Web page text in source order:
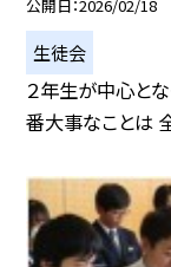
公開日 2026/02/18
生徒会
２年生が中心と
番大事なことは